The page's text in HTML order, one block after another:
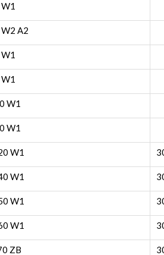
A2
W1
W1
W1
W1
W1
W1
ZB